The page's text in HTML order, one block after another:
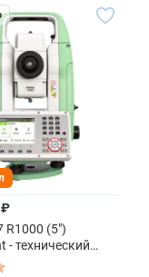
₽
R1000 (5")
- технический